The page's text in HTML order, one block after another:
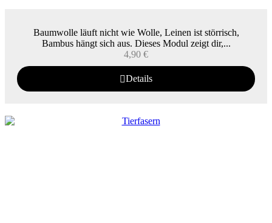
Baumwolle läuft nicht wie Wolle, Leinen ist störrisch,
Bambus hängt sich aus. Dieses Modul zeigt dir,...
4,90 €
Details